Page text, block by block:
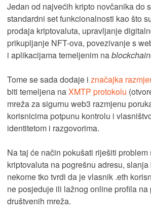
Jedan od najvećih kripto novčanika do
standardni set funkcionalnosti kao što
prodaja kriptovaluta, upravljanje
prikupljanje NFT-ova, povezivanje s
i aplikacijama temeljenim na
Tome se sada dodaje i značajka
biti temeljena naXMTP protokolu
mreža za sigurnu web3 razmjenu
korisnicima potpunu kontrolu i
identitetom i razgovorima.
Na taj će način pokušati riješiti
kriptovaluta na pogrešnu adresu,
nekome tko tvrdi da je vlasnik .eth
ne posjeduje ili lažnog online profila na
društvenih mreža.